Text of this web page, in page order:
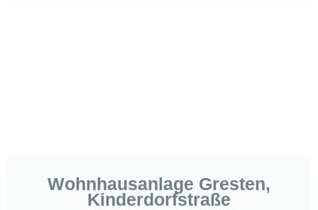
Wohnhausanlage Gresten,
Kinderdorfstraße